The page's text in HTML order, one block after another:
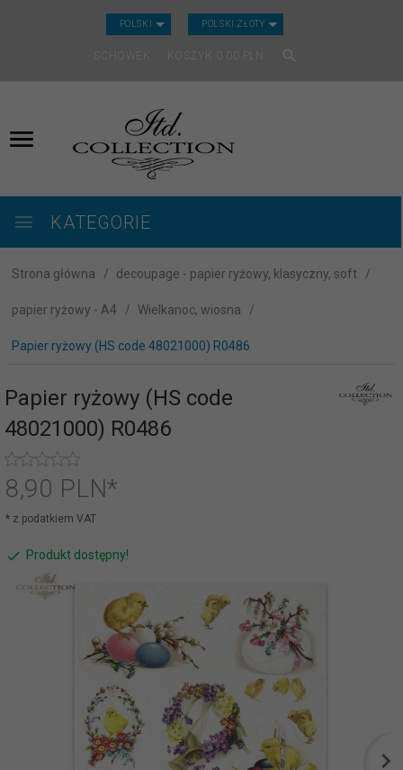
POLSKI CURRENCY_H
POLSKI ZŁOTY
SCHOWEK KOSZYK
KATEGORIE
Strona główna decoupage - papier ryżowy, klasyczny, soft
papier ryżowy - A4 Wielkanoc, wiosna
Papier ryżowy (HS code 48021000) R0486
Papier ryżowy (HS code
48021000) R0486
8,90 PLN*
* z podatkiem VAT
Produkt dostępny!